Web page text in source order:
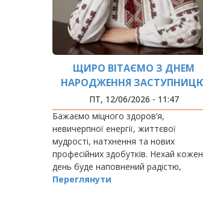
ЩИРО ВІТАЄМО З ДНЕМ
НАРОДЖЕННЯ
ДИРЕКТОРА – КОБЗЕЙ
ВАСИЛІВНУ! 💐
ПТ, 12/06/2026 - 11:47
Бажаємо міцного здоров’я,
невичерпної енергії, життєвої
мудрості, натхнення та нових
професійних здобутків. Нехай кожен
день буде наповнений радістю,
приємними подіями, підтримкою
Переглянути